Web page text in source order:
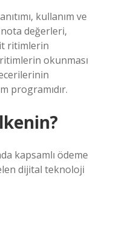
kullanım ve
değerleri,
ritimlerin
ritimlerin okunması
programıdır.
kapsamlı ödeme
dijital teknoloji